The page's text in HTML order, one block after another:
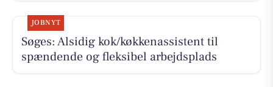
JOBNYT
Søges: Alsidig kok/køkkenassistent til
spændende og fleksibel arbejdsplads